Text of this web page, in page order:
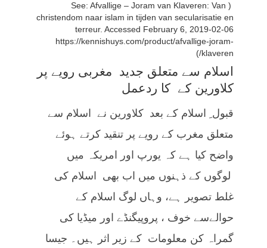
( See: Afvallige – Joram van Klaveren: Van
christendom naar islam in tijden van secularisatie en
terreur. Accessed February 6, 2019-02-06
https://kennishuys.com/product/afvallige-joram-
klaveren/)
اسلام سے متعلق جدید مغربی رویے پر
کلاورین کے کا ردعمل
قبول ِ اسلام کے بعد کلاورین نے اسلام سے
متعلق مغرب کے رویے پر تنقید کرتے ہوئے
واضح کیا ہے کہ یورپ اور امریکہ میں
لوگوں کے ذہنوں میں اب بھی اسلام کی
غلط تصویر ہے، وہاں لوگ اسلام کے
حوالےسے خوف ، پروپیگنڈے اور میڈیا کی
گمراہ کن معلومات کے زیر اثر ہیں۔ جیسا